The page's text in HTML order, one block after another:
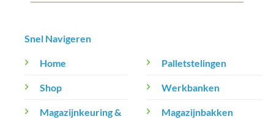
Snel Navigeren
Home
Shop
Magazijnkeuring &
Palletstelingen
Werkbanken
Magazijnbakken